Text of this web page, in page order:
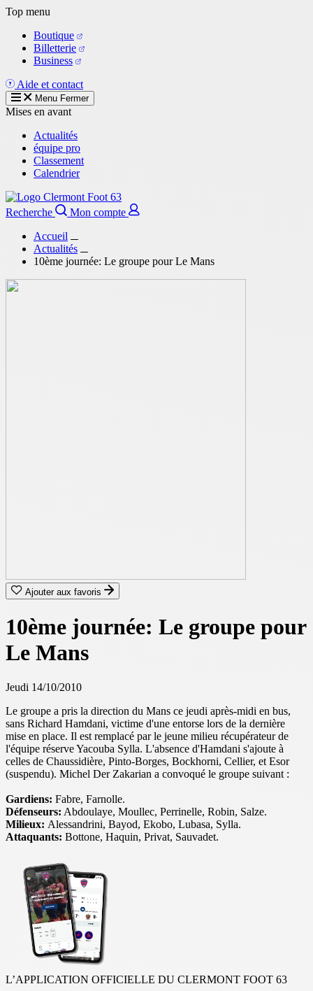
Aller
contenu
principal
Top menu
Boutique
Billetterie
Business
Aide et contact
Menu Fermer
Mises en avant
Actualités
équipe pro
Classement
Calendrier
Recherche
Mon compte
Accueil
Actualités
10ème journée: Le groupe pour Le Mans
Ajouter aux favoris
10ème journée: Le groupe pour
Le Mans
Jeudi 14/10/2010
Le groupe a pris la direction du Mans ce jeudi après-midi en bus,
sans Richard Hamdani, victime d'une entorse lors de la dernière
mise en place. Il est remplacé par le jeune milieu récupérateur de
l'équipe réserve Yacouba Sylla. L'absence d'Hamdani s'ajoute à
celles de Chaussidière, Pinto-Borges, Bockhorni, Cellier, et Esor
(suspendu). Michel Der Zakarian a convoqué le groupe suivant :
Gardiens: Fabre, Farnolle.
Défenseurs: Abdoulaye, Moullec, Perrinelle, Robin, Salze.
Milieux: Alessandrini, Bayod, Ekobo, Lubasa, Sylla.
Attaquants: Bottone, Haquin, Privat, Sauvadet.
L’APPLICATION OFFICIELLE DU CLERMONT FOOT 63